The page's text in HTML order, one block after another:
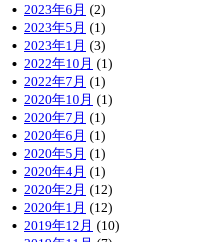
2023年6月 (2)
2023年5月 (1)
2023年1月 (3)
2022年10月 (1)
2022年7月 (1)
2020年10月 (1)
2020年7月 (1)
2020年6月 (1)
2020年5月 (1)
2020年4月 (1)
2020年2月 (12)
2020年1月 (12)
2019年12月 (10)